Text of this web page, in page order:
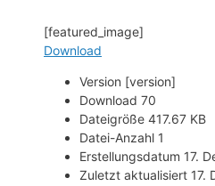
[featured_image]
Download
Version [version]
Download 70
Dateigröße 417.67 KB
Datei-Anzahl 1
Erstellungsdatum 17.
Zuletzt aktualisiert 17.